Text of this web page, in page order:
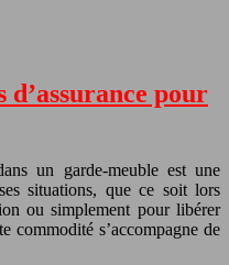
d’assurance pour
un garde-meuble est une
situations, que ce soit lors
ou simplement pour libérer
commodité s’accompagne de